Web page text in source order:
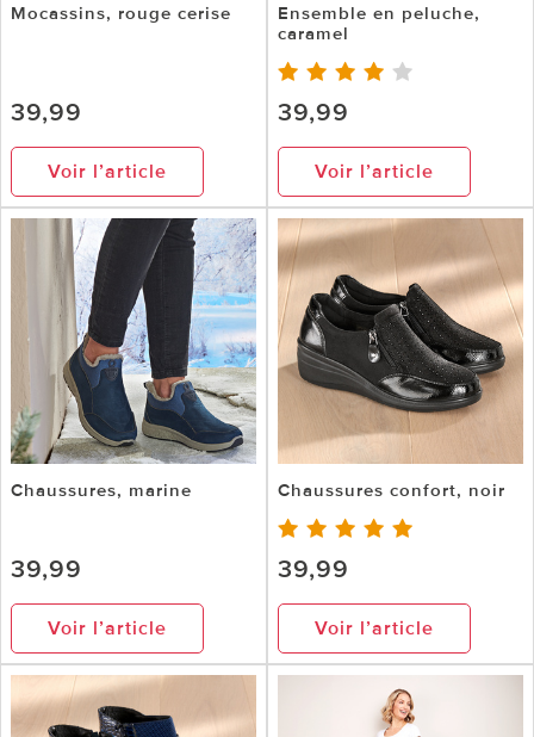
Mocassins, rouge cerise
39,99
Voir l’article
Ensemble en peluche,
caramel
39,99
Voir l’article
Chaussures, marine
39,99
Voir l’article
Chaussures confort, noir
39,99
Voir l’article